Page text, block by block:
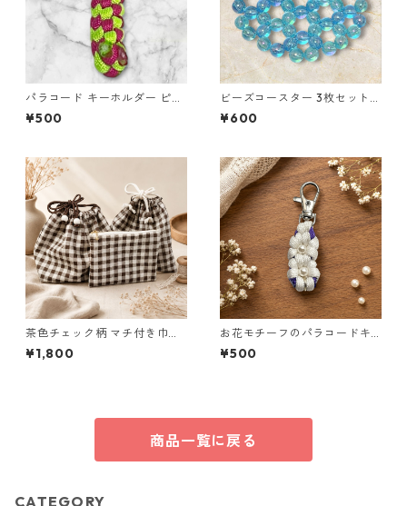
パラコード キーホルダー ピン
ク グリーン 編み込み s18
¥500
ビーズコースター 3枚セット
クリア パール ブルー ラウンド
モチーフ アクリルビーズ s43
¥600
茶色チェック柄 マチ付き巾
着・巾着・ミニポーチ 3点セッ
ト O66 巾着袋 布小物 ハンド
¥1,800
お花モチーフのパラコードキ
ーホルダー ホワイト×パープル
ハンドメイド 国産 本革 ヌメ革
¥500
商品一覧に戻る
CATEGORY